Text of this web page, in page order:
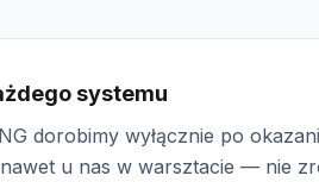
systemu
dorobimy wyłącznie po
u nas w warsztacie — nie